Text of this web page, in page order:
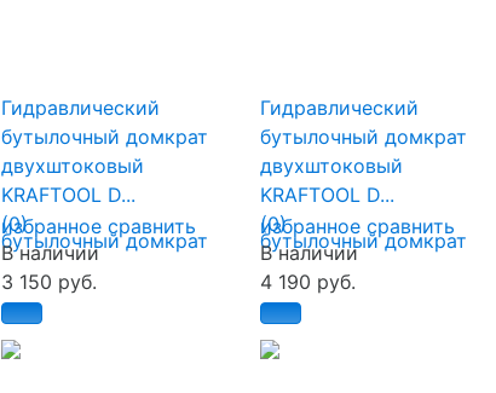
избранное сравнить
Гидравлический
бутылочный домкрат
двухштоковый
KRAFTOOL D...
(0)
В наличии
3 150 руб.
избранное сравнить
Гидравлический
бутылочный домкрат
двухштоковый
KRAFTOOL D...
(0)
В наличии
4 190 руб.